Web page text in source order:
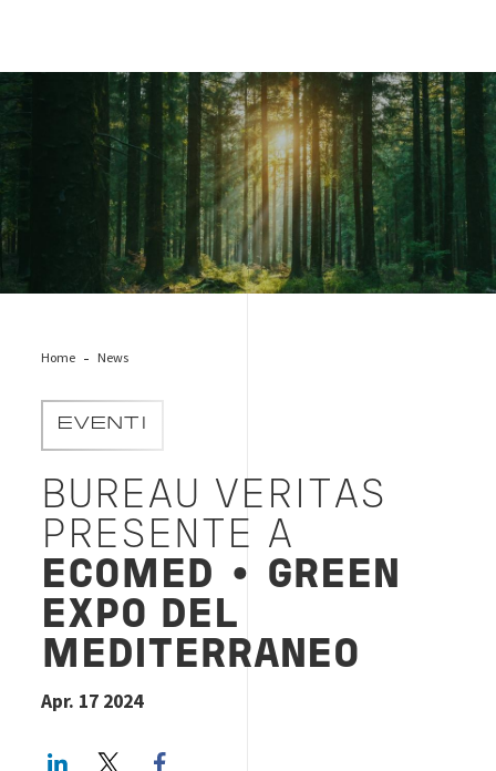
alberi_ecomed
Home News
EVENTI
BUREAU VERITAS
PRESENTE A
ECOMED
•
GREEN
EXPO DEL
MEDITERRANEO
Apr. 17 2024
LinkedInTwitter